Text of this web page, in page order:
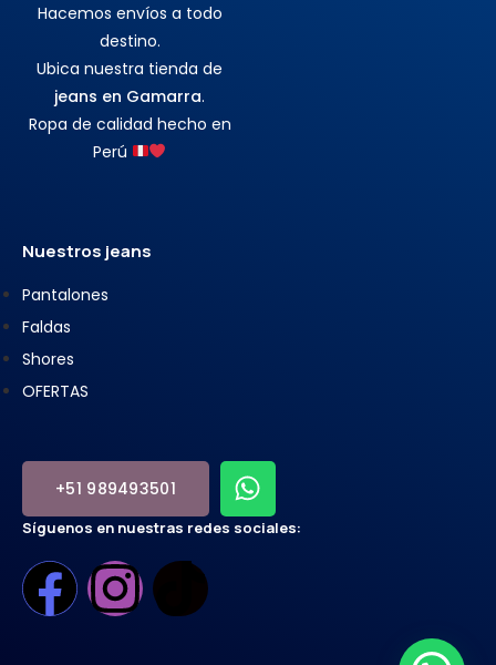
Hacemos envíos a todo
destino.
Ubica nuestra tienda de
jeans en Gamarra.
Ropa de calidad hecho en
Perú
Nuestros jeans
Pantalones
Faldas
Shores
OFERTAS
+51 989493501
Síguenos en nuestras redes sociales: